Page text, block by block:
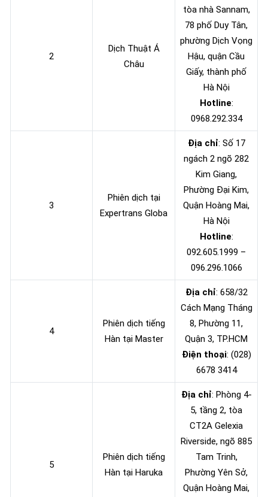
2
Dịch Thuật Á
Châu
tòa nhà Sannam,
78 phố Duy Tân,
phường Dịch Vọng
Hậu, quận Cầu
Giấy, thành phố
Hà Nội
Hotline:
0968.292.334
3
Phiên dịch tại
Expertrans Globa
Địa chỉ: Số 17
ngách 2 ngõ 282
Kim Giang,
Phường Đại Kim,
Quận Hoàng Mai,
Hà Nội
Hotline:
092.605.1999 –
096.296.1066
4
Phiên dịch tiếng
Hàn tại Master
Địa chỉ: 658/32
Cách Mạng Tháng
8, Phường 11,
Quận 3, TP.HCM
Điện thoại: (028)
6678 3414
5
Phiên dịch tiếng
Hàn tại Haruka
Địa chỉ: Phòng 4-
5, tầng 2, tòa
CT2A Gelexia
Riverside, ngõ 885
Tam Trinh,
Phường Yên Sở,
Quận Hoàng Mai,